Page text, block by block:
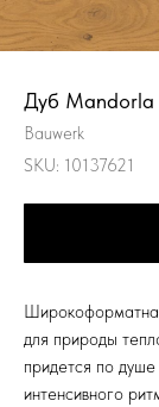
Дуб Mandorla
Bauwerk
SKU: 10137621
для природы
придется по
интенсивного